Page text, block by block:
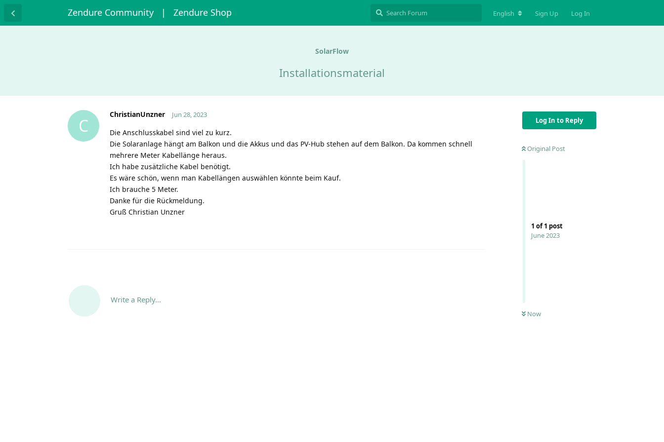
Zendure Community | Zendure Shop English Sign Up Log In
SolarFlow
Installationsmaterial
Log In to Reply
Original Post
1 of1 post
June 2023
Now
C
ChristianUnzner Jun 28, 2023
Die Anschlusskabel sind viel zu kurz.
Die Solaranlage hängt am Balkon und die Akkus und das PV-Hub stehen auf dem Balkon. Da kommen schnell
mehrere Meter Kabellänge heraus.
Ich habe zusätzliche Kabel benötigt.
Es wäre schön, wenn man Kabellängen auswählen könnte beim Kauf.
Ich brauche 5 Meter.
Danke für die Rückmeldung.
Gruß Christian Unzner
Write a Reply...